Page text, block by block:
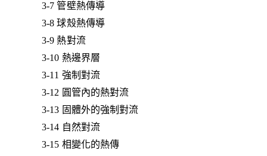
3-7 管壁熱傳導
3-8 球殼熱傳導
3-9 熱對流
3-10 熱邊界層
3-11 強制對流
3-12 圓管內的熱對流
3-13 固體外的強制對流
3-14 自然對流
3-15 相變化的熱傳